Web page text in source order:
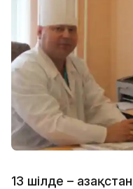
13 шілде –